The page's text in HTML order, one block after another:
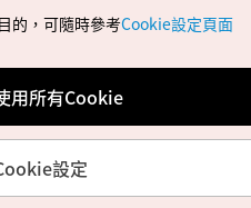
權所有
信至官方信箱
的，可隨時參考Cookie設定頁面
用所有Cookie
設定